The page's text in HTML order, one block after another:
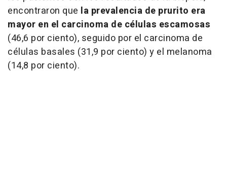
encontraron que la prevalencia de prurito era
mayor en el carcinoma de células escamosas
(46,6 por ciento), seguido por el carcinoma de
células basales (31,9 por ciento) y el melanoma
(14,8 por ciento).